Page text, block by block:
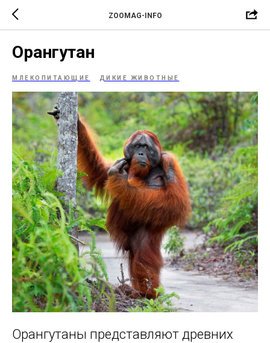
ZOOMAG-INFO
Орангутан
МЛЕКОПИТАЮЩИЕ ДИКИЕ ЖИВОТНЫЕ
Орангутаны представляют древних